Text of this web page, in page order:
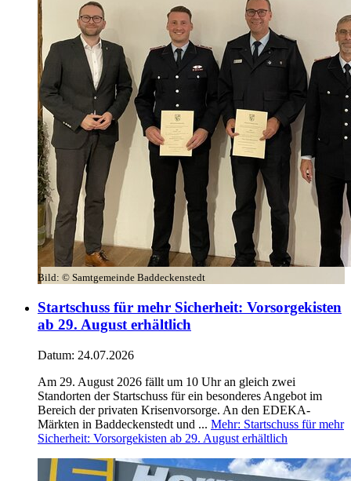
Bild: © Samtgemeinde Baddeckenstedt
Startschuss für mehr Sicherheit: Vorsorgekisten
ab 29. August erhältlich
Datum: 24.07.2026
Am 29. August 2026 fällt um 10 Uhr an gleich zwei
Standorten der Startschuss für ein besonderes Angebot im
Bereich der privaten Krisenvorsorge. An den EDEKA-
Märkten in Baddeckenstedt und ... Mehr: Startschuss für mehr
Sicherheit: Vorsorgekisten ab 29. August erhältlich